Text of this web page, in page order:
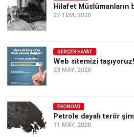
Hilafet Müslümanların
27 TEM, 2020
GERÇEK HAYAT
Web sitemizi taşıyoruz!
23 MAY, 2020
EKONOMI
Petrole dayalı terör
11 MAY, 2020